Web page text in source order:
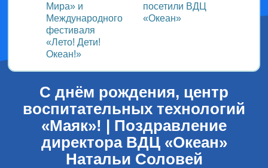
Мира» и
Международного
фестиваля
«Лето! Дети!
Океан!»
посетили ВДЦ
«Океан»
С днём рождения, центр
воспитательных технологий
«Маяк»! | Поздравление
директора ВДЦ «Океан»
Натальи Соловей